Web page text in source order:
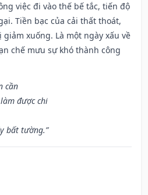
việc đi vào thế bế tắc, tiến độ
Tiền bạc của cải thất thoát,
xuống. Là một ngày xấu về
chế mưu sự khó thành công
cần
được chi
bất tường.”